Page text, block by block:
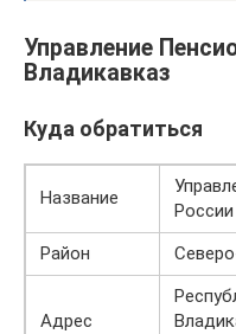
Управление
Владикавказ
Куда обратиться
Название
Район
Адрес